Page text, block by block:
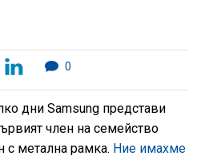
0
дни Samsung представи
член на семейство
с метална рамка. Ние имахме